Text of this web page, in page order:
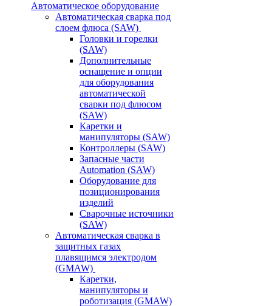
Автоматическое оборудование
Автоматическая сварка под
слоем флюса (SAW)
Головки и горелки
(SAW)
Дополнительные
оснащение и опции
для оборудования
автоматической
сварки под флюсом
(SAW)
Каретки и
манипуляторы (SAW)
Контроллеры (SAW)
Запасные части
Automation (SAW)
Оборудование для
позиционирования
изделий
Сварочные источники
(SAW)
Автоматическая сварка в
защитных газах
плавящимся электродом
(GMAW)
Каретки,
манипуляторы и
роботизация (GMAW)